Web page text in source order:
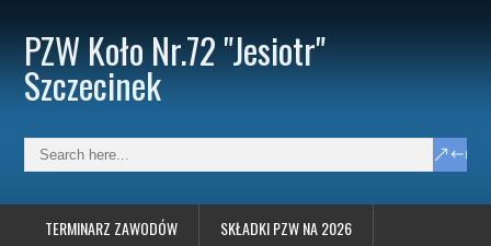
PZW Koło Nr.72 "Jesiotr"
Szczecinek
TERMINARZ ZAWODÓW SKŁADKI PZW NA 2026